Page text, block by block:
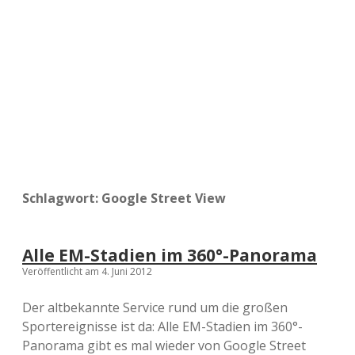
Schlagwort: Google Street View
Alle EM-Stadien im 360°-Panorama
Veröffentlicht am 4. Juni 2012
Der altbekannte Service rund um die großen
Sportereignisse ist da: Alle EM-Stadien im 360°-
Panorama gibt es mal wieder von Google Street